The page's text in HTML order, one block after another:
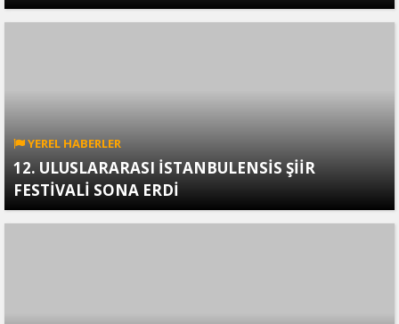
YEREL HABERLER
12. ULUSLARARASI İSTANBULENSİS ŞİİR
FESTİVALİ SONA ERDİ